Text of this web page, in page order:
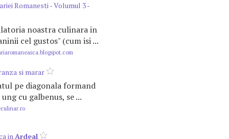
Romanesti - Volumul 3 -
noastra culinara in
cel gustos" (cum isi ...
si marar
pe diagonala formand
ung cu galbenus, se ...
inArdeal